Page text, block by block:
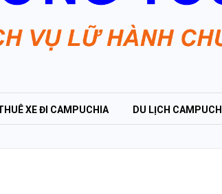
XE ĐI CAMPUCHIA DU LỊCH